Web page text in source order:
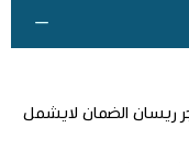
لدى متجر ريسان الضمان لايشمل